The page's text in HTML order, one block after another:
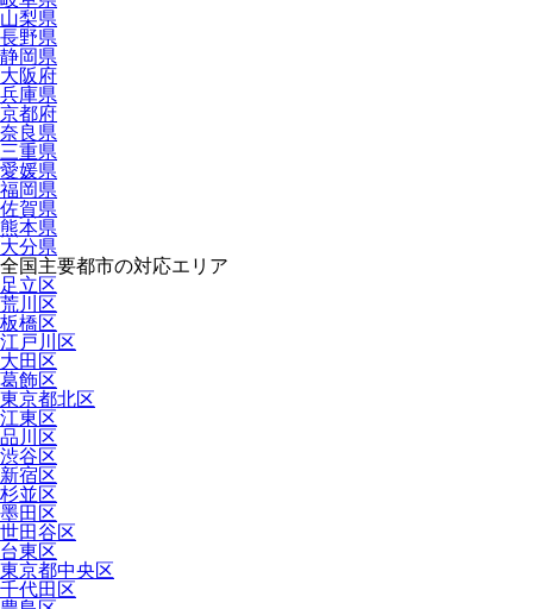
山梨県
長野県
静岡県
大阪府
兵庫県
京都府
奈良県
三重県
愛媛県
福岡県
佐賀県
熊本県
大分県
全国主要都市の対応エリア
足立区
荒川区
板橋区
江戸川区
大田区
葛飾区
東京都北区
江東区
品川区
渋谷区
新宿区
杉並区
墨田区
世田谷区
台東区
東京都中央区
千代田区